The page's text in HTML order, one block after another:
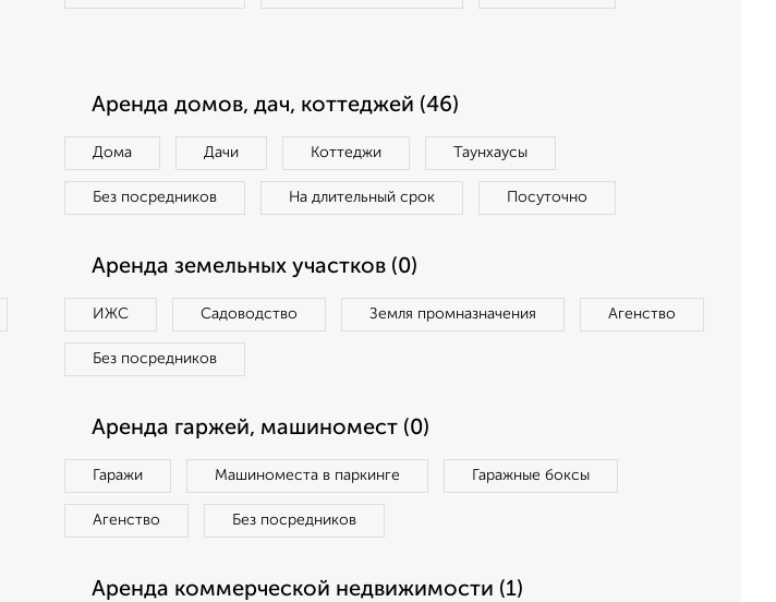
Аренда домов, дач, коттеджей (46)
Дома Дачи Коттеджи Таунхаусы
Без посредников На длительный срок Посуточно
Аренда земельных участков (0)
ИЖС Садоводство Земля промназначения Агенство
Без посредников
Аренда гаржей, машиномест (0)
Гаражи Машиноместа в паркинге Гаражные боксы
Агенство Без посредников
Аренда коммерческой недвижимости (1)